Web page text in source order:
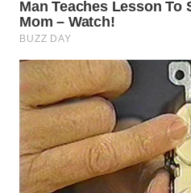
WN
WN
KEPULAUAN
SERIBU
WN
TANGERANG